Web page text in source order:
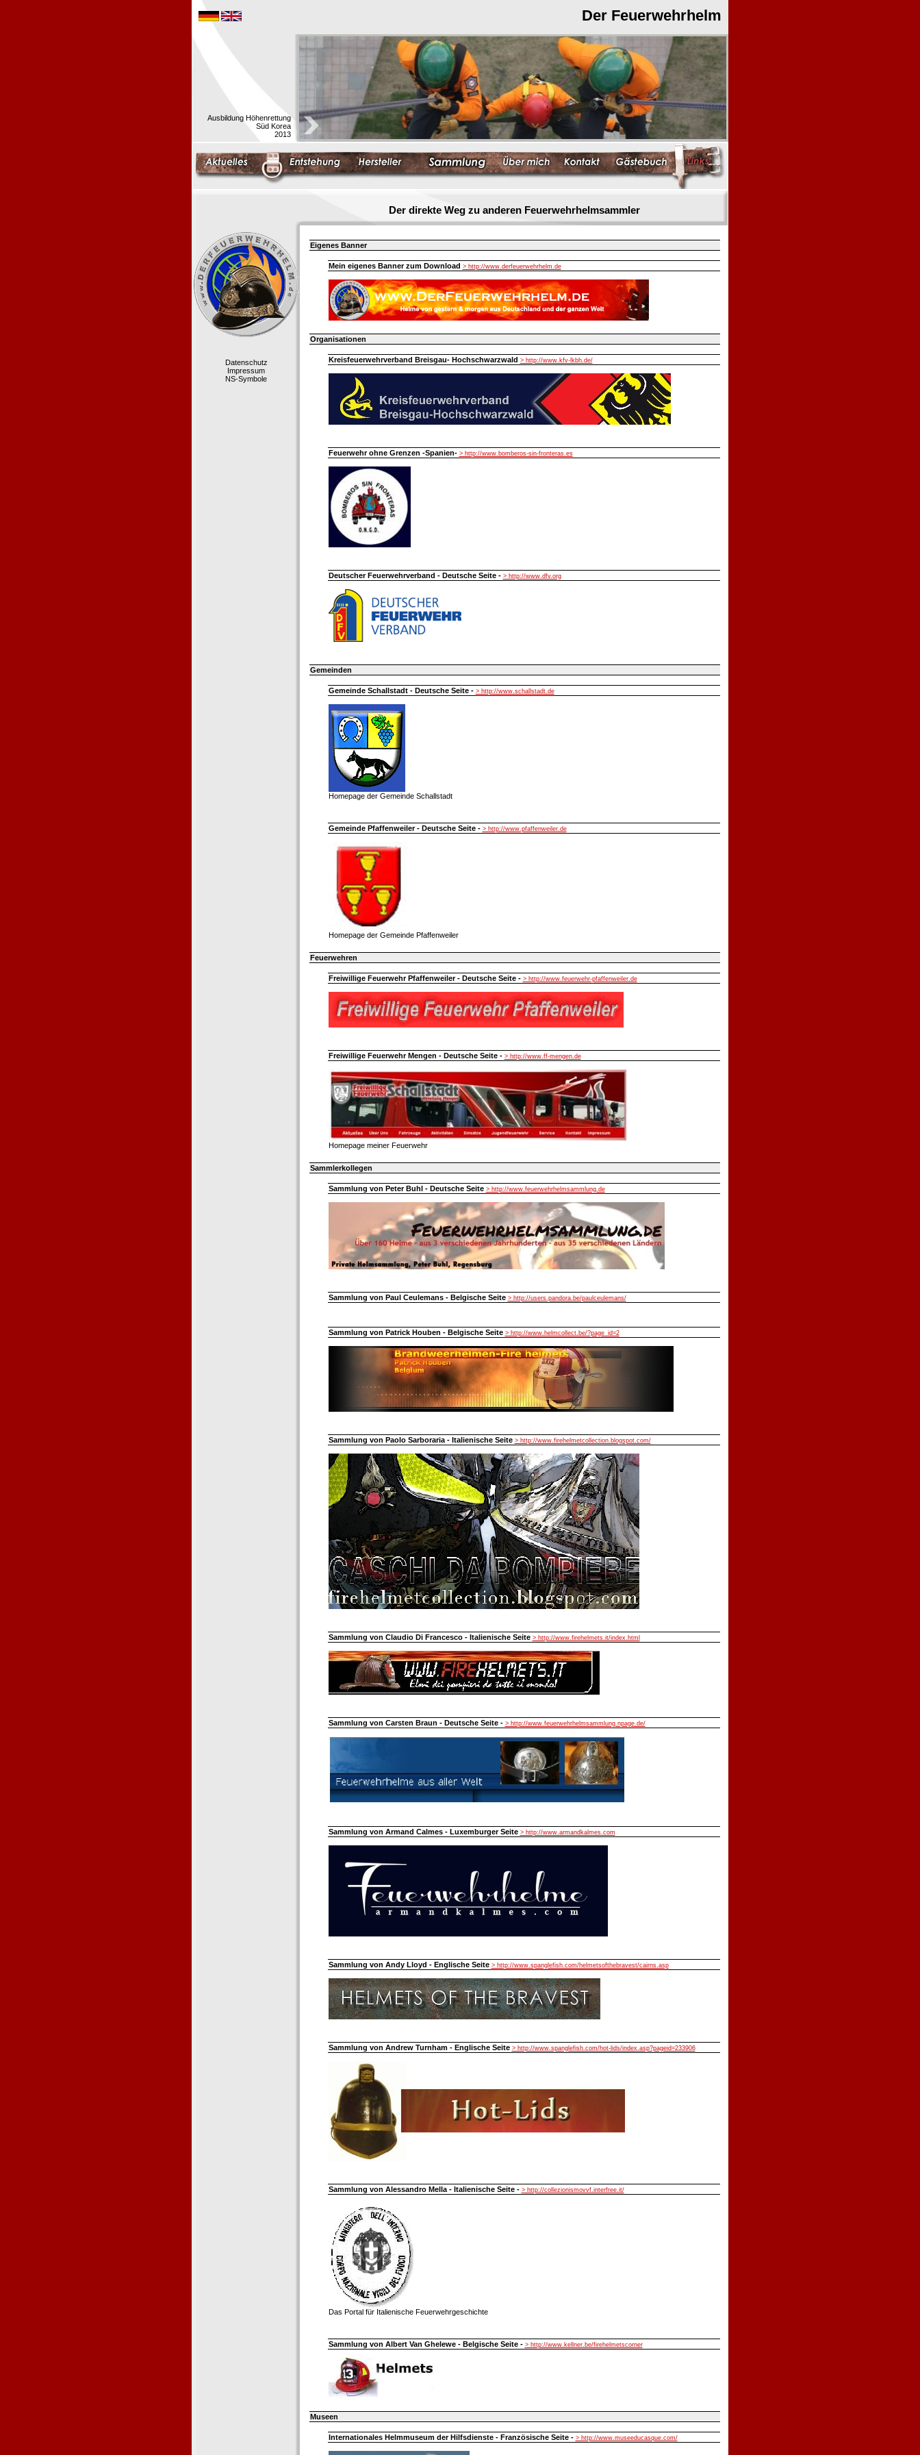
Der Feuerwehrhelm
Ausbildung Höhenrettung
Süd Korea
2013
Der direkte Weg zu anderen Feuerwehrhelmsammler
Datenschutz
Impressum
NS-Symbole
Eigenes Banner
Mein eigenes Banner zum Download > http://www.derfeuerwehrhelm.de
Organisationen
Kreisfeuerwehrverband Breisgau- Hochschwarzwald > http://www.kfv-lkbh.de/
Feuerwehr ohne Grenzen -Spanien- > http://www.bomberos-sin-fronteras.es
Deutscher Feuerwehrverband - Deutsche Seite - > http://www.dfv.org
Gemeinden
Gemeinde Schallstadt - Deutsche Seite - > http://www.schallstadt.de
Homepage der Gemeinde Schallstadt
Gemeinde Pfaffenweiler - Deutsche Seite - > http://www.pfaffenweiler.de
Homepage der Gemeinde Pfaffenweiler
Feuerwehren
Freiwillige Feuerwehr Pfaffenweiler - Deutsche Seite - > http://www.feuerwehr-pfaffenweiler.de
Freiwillige Feuerwehr Mengen - Deutsche Seite - > http://www.ff-mengen.de
Homepage meiner Feuerwehr
Sammlerkollegen
Sammlung von Peter Buhl - Deutsche Seite > http://www.feuerwehrhelmsammlung.de
Sammlung von Paul Ceulemans - Belgische Seite > http://users.pandora.be/paulceulemans/
Sammlung von Patrick Houben - Belgische Seite > http://www.helmcollect.be/?page_id=2
Sammlung von Paolo Sarboraria - Italienische Seite > http://www.firehelmetcollection.blogspot.com/
Sammlung von Claudio Di Francesco - Italienische Seite > http://www.firehelmets.it/index.html
Sammlung von Carsten Braun - Deutsche Seite - > http://www.feuerwehrhelmsammlung.npage.de/
Sammlung von Armand Calmes - Luxemburger Seite > http://www.armandkalmes.com
Sammlung von Andy Lloyd - Englische Seite > http://www.spanglefish.com/helmetsofthebravest/cairns.asp
Sammlung von Andrew Turnham - Englische Seite > http://www.spanglefish.com/hot-lids/index.asp?pageid=233906
Sammlung von Alessandro Mella - Italienische Seite - > http://collezionismovvf.interfree.it/
Das Portal für Italienische Feuerwehrgeschichte
Sammlung von Albert Van Ghelewe - Belgische Seite - > http://www.kellner.be/firehelmetscorner
Museen
Internationales Helmmuseum der Hilfsdienste - Französische Seite - > http://www.museeducasque.com/